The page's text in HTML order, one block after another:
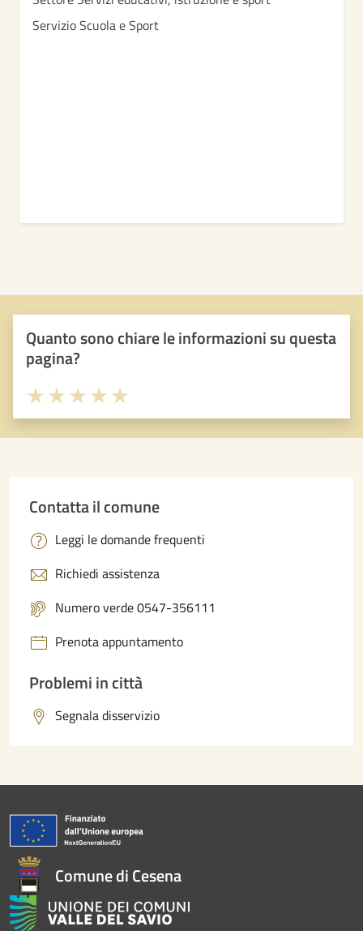
Servizio Scuola e Sport
Quanto sono chiare le informazioni su questa
pagina?
Valuta 5 stelle su 5
Valuta 4 stelle su 5
Valuta 3 stelle su 5
Valuta 2 stelle su 5
Valuta 1 stelle su 5
Contatta il comune
Leggi le domande frequenti
Richiedi assistenza
Numero verde 0547-356111
Prenota appuntamento
Problemi in città
Segnala disservizio
Comune di Cesena